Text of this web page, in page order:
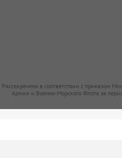
Рассекречено в соответствии с приказом
Армии и Военно-Морского Флота за